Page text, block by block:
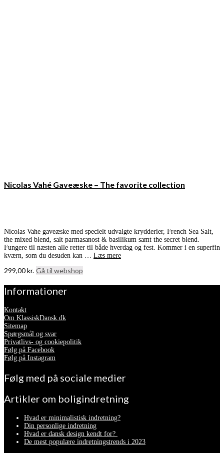
Nicolas Vahé Gaveæske – The favorite collection
Nicolas Vahe gaveæske med specielt udvalgte krydderier, French Sea Salt,
the mixed blend, salt parmasanost & basilikum samt the secret blend.
Fungere til næsten alle retter til både hverdag og fest. Kommer i en superfin
kværn, som du desuden kan … Læs mere
299,00kr. Gå til webshop
Informationer
Kontakt
Om KlassiskDansk.dk
Sitemap
Spørgsmål og svar
Privatlivs- og cookiepolitik
Følg på Facebook
Følg på Instagram
Følg med på sociale medier
Artikler om boligindretning
Hvad er minimalistisk indretning?
Din personlige indretning
Hvad er dansk design kendt for?
De mest populære indretningstrends i 2023